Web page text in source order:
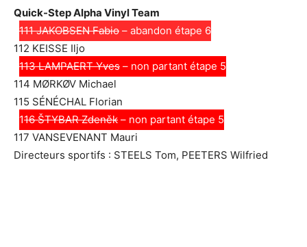
Quick-Step Alpha Vinyl Team
111 JAKOBSEN Fabio – abandon étape 6
112 KEISSE Iljo
113 LAMPAERT Yves – non partant étape 5
114 MØRKØV Michael
115 SÉNÉCHAL Florian
116 ŠTYBAR Zdeněk – non partant étape 5
117 VANSEVENANT Mauri
Directeurs sportifs : STEELS Tom, PEETERS Wilfried